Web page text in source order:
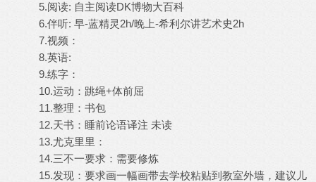
5.阅读: 自主阅读DK博物大百科
6.伴听: 早-蓝精灵2h/晚上-希利尔讲艺术史2h
7.视频：
8.英语:
9.练字：
10.运动：跳绳+体前屈
11.整理：书包
12.天书：睡前论语译注 未读
13.尤克里里：
14.三不一要求：需要修炼
15.发现：要求画一幅画带去学校粘贴到教室外墙，建议儿